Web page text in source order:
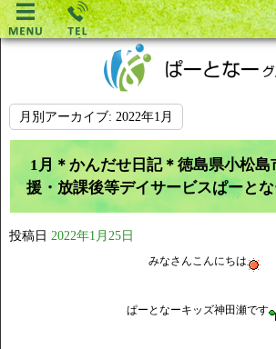
月別アーカイブ: 2022年1月
1月＊かんだせ日記＊徳島県小松
援・放課後等デイサービスぱーと
投稿日 2022年1月25日
みなさんこんにちは
ぱーとなーキッズ神田瀬です